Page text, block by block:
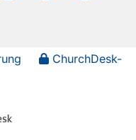
ChurchDesk-